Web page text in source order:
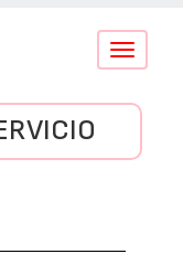
Conmutar